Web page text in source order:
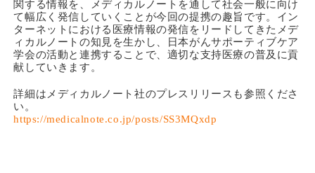
関する情報を、メディカルノートを通して社会一般に向け
て幅広く発信していくことが今回の提携の趣旨です。イン
ターネットにおける医療情報の発信をリードしてきたメデ
ィカルノートの知見を生かし、日本がんサポーティブケア
学会の活動と連携することで、適切な支持医療の普及に貢
献していきます。
詳細はメディカルノート社のプレスリリースも参照くださ
い。
https://medicalnote.co.jp/posts/SS3MQxdp